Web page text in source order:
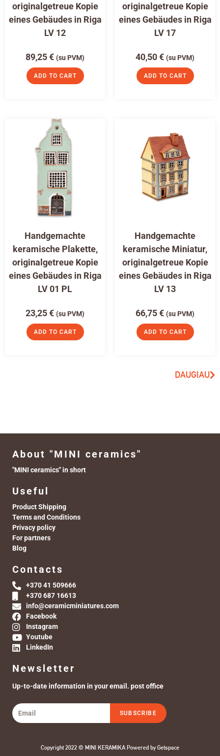
originalgetreue Kopie
eines Gebäudes in Riga
LV 12
89,25€ (su PVM)
ADD TO CART
originalgetreue Kopie
eines Gebäudes in Riga
LV 17
40,50€ (su PVM)
ADD TO CART
Handgemachte
keramische Plakette,
originalgetreue Kopie
eines Gebäudes in Riga
LV 01 PL
23,25€ (su PVM)
ADD TO CART
Handgemachte
keramische Miniatur,
originalgetreue Kopie
eines Gebäudes in Riga
LV 13
66,75€ (su PVM)
ADD TO CART
DAUGIAU
About "MINI ceramics"
"MINI ceramics" in short
Useful
Product Shipping
Terms and Conditions
Privacy policy
For partners
Blog
Contacts
+370 41 509666
+370 687 16613
info@ceramicminiatures.com
Facebook
Instagram
Youtube
LinkedIn
Newsletter
Up-to-date information in your email. post office
SUBSCRIBE
Copyright 2022 © MINI KERAMIKA Powered byGetspace